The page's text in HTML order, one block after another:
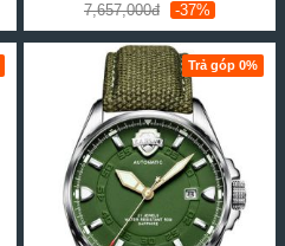
7,657,000đ -37%
Trả góp 0%